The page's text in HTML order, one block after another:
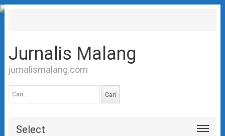
Jurnalis Malang
jurnalismalang.com
untuk:
Select